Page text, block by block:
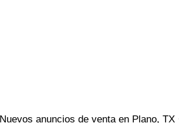
Nuevos anuncios de venta en Plano, TX